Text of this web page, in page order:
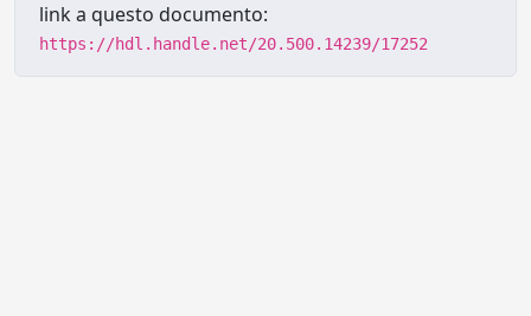
link a questo documento:
https://hdl.handle.net/20.500.14239/17252